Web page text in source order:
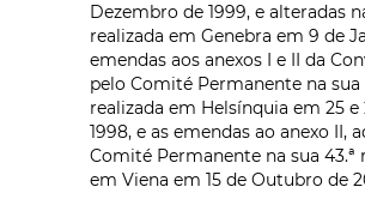
Dezembro de 1999, e alteradas
realizada em Genebra em 9 de
emendas aos anexos I e II da
pelo Comité Permanente na sua
realizada em Helsínquia em 25 e
1998, e as emendas ao anexo II,
Comité Permanente na sua 43.ª
em Viena em 15 de Outubro de